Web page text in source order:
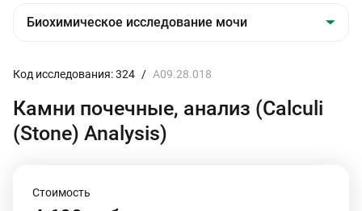
Код исследования: 324 / A09.28.018
Камни почечные, анализ (Calculi
(Stone) Analysis)
Стоимость